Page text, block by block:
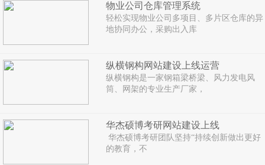
物业公司仓库管理系统
轻松实现物业公司多项目、多片区仓库的异
地协同办公，采购出入库
纵横钢构网站建设上线运营
纵横钢构是一家钢箱梁桥梁、风力发电风
筒、网架的专业生产厂家，
华杰硕博考研网站建设上线
华杰硕博考研团队坚持“持续创新做出更好
的教育，不